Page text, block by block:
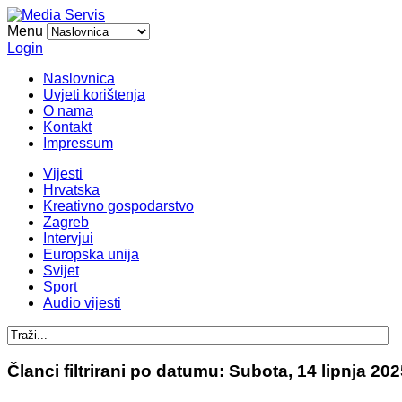
Menu
Login
Naslovnica
Uvjeti korištenja
O nama
Kontakt
Impressum
Vijesti
Hrvatska
Kreativno gospodarstvo
Zagreb
Intervjui
Europska unija
Svijet
Sport
Audio vijesti
Članci filtrirani po datumu: Subota, 14 lipnja